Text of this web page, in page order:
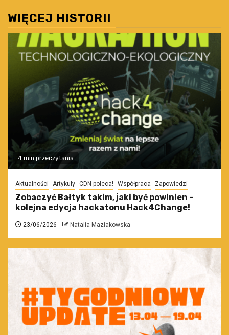
WIĘCEJ HISTORII
4 min przeczytania
Aktualności Artykuły CDN poleca! Współpraca Zapowiedzi
Zobaczyć Bałtyk takim, jaki być powinien –
kolejna edycja hackatonu Hack4Change!
23/06/2026 Natalia Maziakowska